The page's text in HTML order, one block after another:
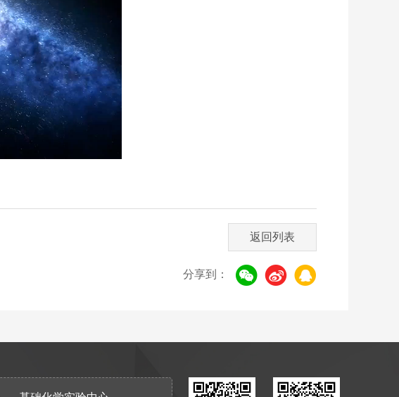
返回列表
分享到：